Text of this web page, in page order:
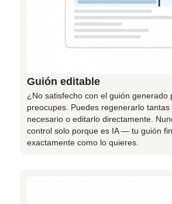
Guión editable
¿No satisfecho con el guión generado
preocupes. Puedes regenerarlo
necesario o editarlo directamente.
control solo porque es IA — tu guión
exactamente como lo quieres.